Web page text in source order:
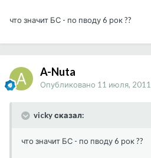
что значит БС - по пводу 6 рок ??
A-Nuta
Опубликовано 11 июля, 2011
vicky сказал:
что значит БС - по пводу 6 рок ??